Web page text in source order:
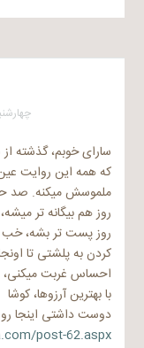
چهارشنبه ۲۸ آذر ۱۳۸۶ در ۵:۳۱
سارای خوبم، گذشته
که همه این روایت
ملموسش میکنه. صد
روز هم بیگانه تر
روز پست تر بشه،
کردن به پلشتی تا
احساس غربت میکنی،
با بهترین آرزوها، کوشا
دوست داشتی اینجا
post-62.aspx